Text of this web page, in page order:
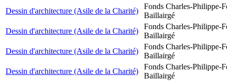
Dessin d'architecture (Asile de la Charité)
Fonds Charles-Philippe-
Baillairgé
Dessin d'architecture (Asile de la Charité)
Fonds Charles-Philippe-
Baillairgé
Dessin d'architecture (Asile de la Charité)
Fonds Charles-Philippe-
Baillairgé
Dessin d'architecture (Asile de la Charité)
Fonds Charles-Philippe-
Baillairgé